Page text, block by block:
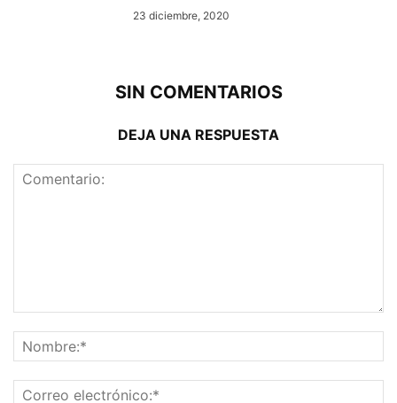
23 diciembre, 2020
SIN COMENTARIOS
DEJA UNA RESPUESTA